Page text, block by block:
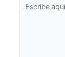
aquí...